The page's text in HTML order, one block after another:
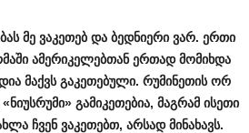
მე ვაკეთებ და ბედნიერი ვარ. ერთი
ამერიკელებთან ერთად მომიხდა
მაქვს გაკეთებული. რუმინეთის ორ
«ნიუსრუმი» გამიკეთებია, მაგრამ ისეთი
ჩვენ ვაკეთებთ, არსად მინახავს.